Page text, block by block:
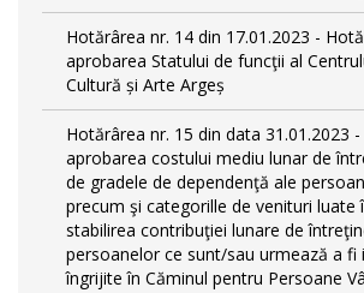
Hotărârea nr. 14 din 17.01.2023 -
aprobarea Statului de funcţii al
Cultură și Arte Argeș
Hotărârea nr. 15 din data 31.01.2023
aprobarea costului mediu lunar de
de gradele de dependenţă ale
precum şi categorille de venituri luate
stabilirea contribuţiei lunare de
persoanelor ce sunt/sau urmează a fi
îngrijite în Căminul pentru Persoane